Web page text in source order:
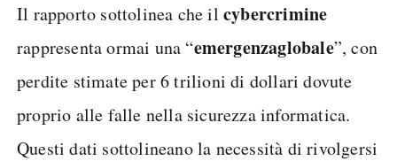
Il rapporto sottolinea che il cybercrimine
rappresenta ormai una “emergenzaglobale”, con
perdite stimate per 6 trilioni di dollari dovute
proprio alle falle nella sicurezza informatica.
Questi dati sottolineano la necessità di rivolgersi